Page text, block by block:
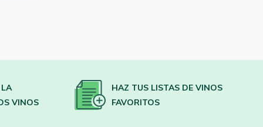
VINOS
HAZ TUS LISTAS DE VINOS
FAVORITOS